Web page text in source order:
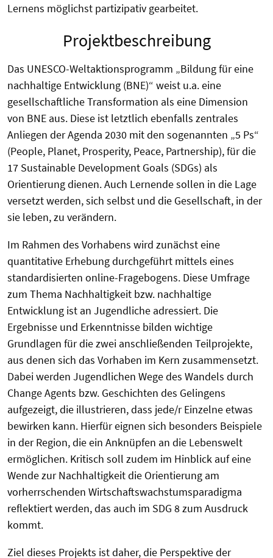
Lernens möglichst partizipativ gearbeitet.
Projektbeschreibung
Das UNESCO-Weltaktionsprogramm „Bildung für eine
nachhaltige Entwicklung (BNE)“ weist u.a. eine
gesellschaftliche Transformation als eine Dimension
von BNE aus. Diese ist letztlich ebenfalls zentrales
Anliegen der Agenda 2030 mit den sogenannten „5 Ps“
(People, Planet, Prosperity, Peace, Partnership), für die
17 Sustainable Development Goals (SDGs) als
Orientierung dienen. Auch Lernende sollen in die Lage
versetzt werden, sich selbst und die Gesellschaft, in der
sie leben, zu verändern.
Im Rahmen des Vorhabens wird zunächst eine
quantitative Erhebung durchgeführt mittels eines
standardisierten online-Fragebogens. Diese Umfrage
zum Thema Nachhaltigkeit bzw. nachhaltige
Entwicklung ist an Jugendliche adressiert. Die
Ergebnisse und Erkenntnisse bilden wichtige
Grundlagen für die zwei anschließenden Teilprojekte,
aus denen sich das Vorhaben im Kern zusammensetzt.
Dabei werden Jugendlichen Wege des Wandels durch
Change Agents bzw. Geschichten des Gelingens
aufgezeigt, die illustrieren, dass jede/r Einzelne etwas
bewirken kann. Hierfür eignen sich besonders Beispiele
in der Region, die ein Anknüpfen an die Lebenswelt
ermöglichen. Kritisch soll zudem im Hinblick auf eine
Wende zur Nachhaltigkeit die Orientierung am
vorherrschenden Wirtschaftswachstumsparadigma
reflektiert werden, das auch im SDG 8 zum Ausdruck
kommt.
Ziel dieses Projekts ist daher, die Perspektive der